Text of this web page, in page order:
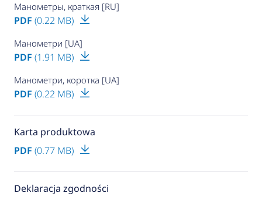
Манометры, краткая [RU]
PDF (0.22 MB)
Манометри [UA]
PDF (1.91 MB)
Манометри, коротка [UA]
PDF (0.22 MB)
Karta produktowa
PDF (0.77 MB)
Deklaracja zgodności